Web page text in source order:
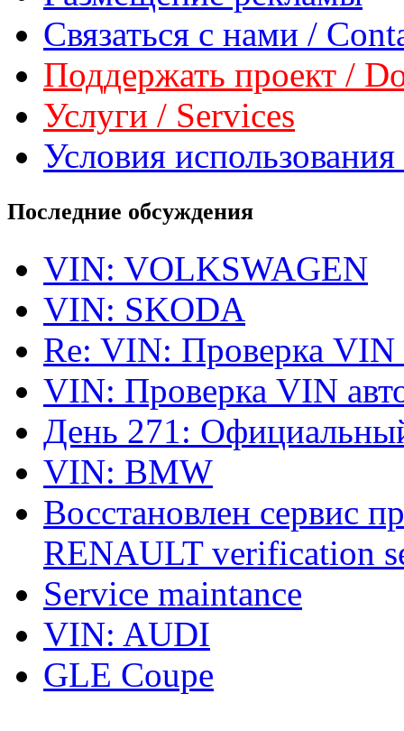
Связаться с нами /
Поддержать проект /
Услуги / Services
Условия
Последние обсуждения
VIN: VOLKSWAGEN
VIN: SKODA
Re: VIN: Проверка VIN
VIN: Проверка VIN
День 271:
VIN: BMW
Восстановлен сервис
RENAULT verification
Service maintance
VIN: AUDI
GLE Coupe